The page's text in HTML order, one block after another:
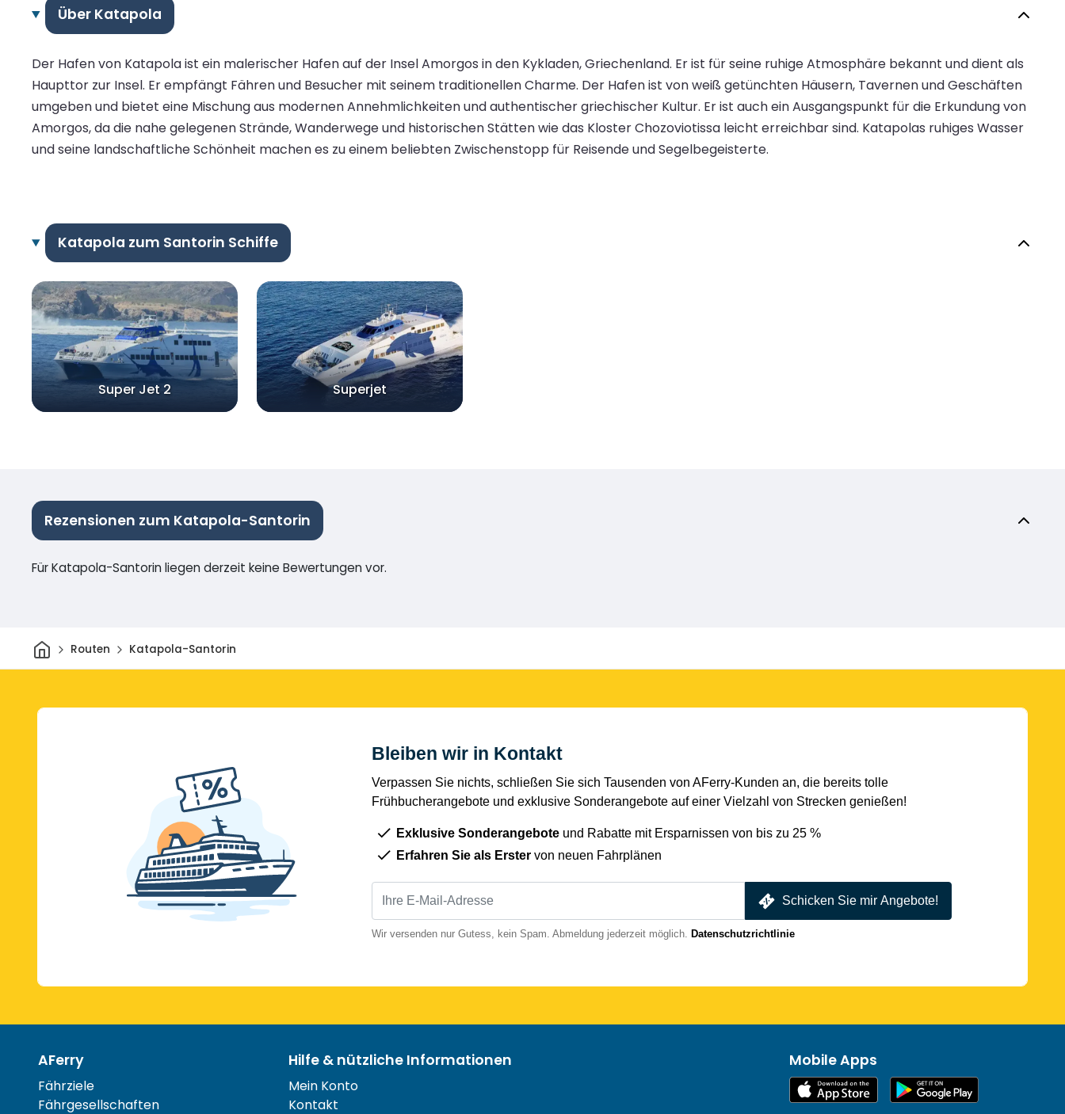
Über Katapola
Der Hafen von Katapola ist ein malerischer Hafen auf der Insel Amorgos in den Kykladen, Griechenland. Er ist für seine ruhige Atmosphäre bekannt und dient als
Haupttor zur Insel. Er empfängt Fähren und Besucher mit seinem traditionellen Charme. Der Hafen ist von weiß getünchten Häusern, Tavernen und Geschäften
umgeben und bietet eine Mischung aus modernen Annehmlichkeiten und authentischer griechischer Kultur. Er ist auch ein Ausgangspunkt für die Erkundung von
Amorgos, da die nahe gelegenen Strände, Wanderwege und historischen Stätten wie das Kloster Chozoviotissa leicht erreichbar sind. Katapolas ruhiges Wasser
und seine landschaftliche Schönheit machen es zu einem beliebten Zwischenstopp für Reisende und Segelbegeisterte.
Katapola zum Santorin Schiffe
Super Jet 2 Superjet
Rezensionen zum Katapola-Santorin
Für Katapola-Santorin liegen derzeit keine Bewertungen vor.
HeimRouten Katapola-Santorin
Bleiben wir in Kontakt
Verpassen Sie nichts, schließen Sie sich Tausenden von AFerry-Kunden an, die bereits tolle
Frühbucherangebote und exklusive Sonderangebote auf einer Vielzahl von Strecken genießen!
Exklusive Sonderangebote und Rabatte mit Ersparnissen von bis zu 25 %
Erfahren Sie als Erster von neuen Fahrplänen
Schicken Sie mir Angebote!
Wir versenden nur Gutess, kein Spam. Abmeldung jederzeit möglich. Datenschutzrichtlinie
AFerry
Fährziele
Fährgesellschaften
Hilfe & nützliche Informationen
Mein Konto
Kontakt
Mobile Apps